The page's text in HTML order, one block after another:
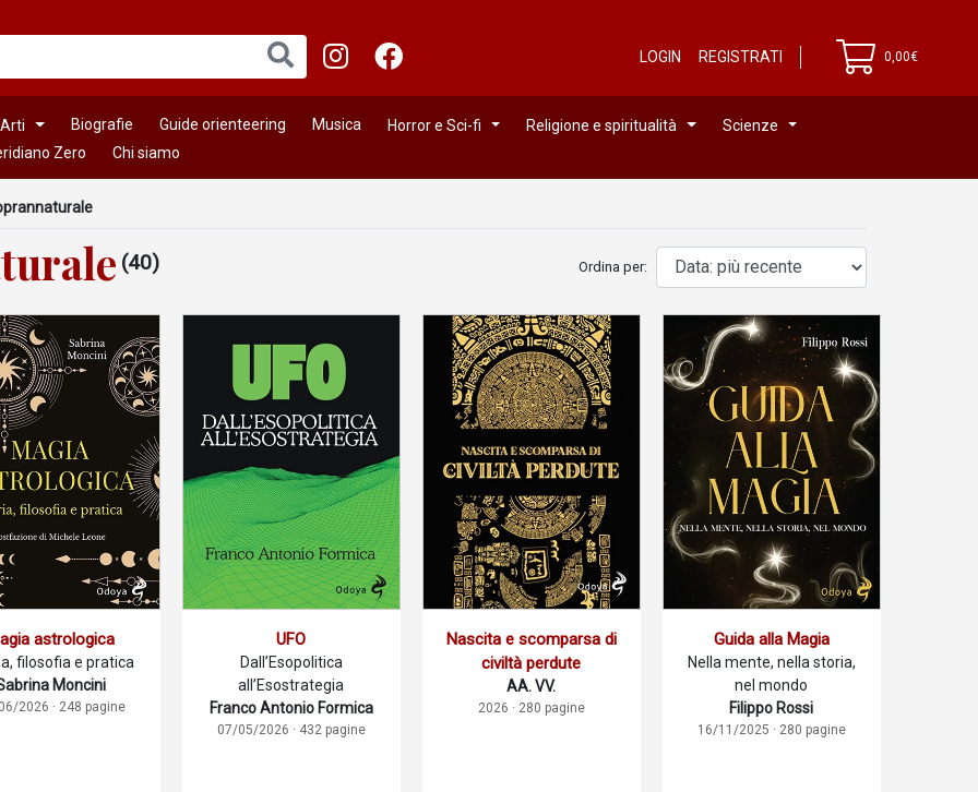
LOGIN REGISTRATI 0,00€
Arti Biografie Guide orienteering Musica Horror e Sci-fi Religione e spiritualità
Scienze
Zero
Chi siamo
(40) Ordina per:
astrologica
filosofia e pratica
Moncini
2026 · 248 pagine
UFO
Dall’Esopolitica
all’Esostrategia
Franco Antonio Formica
07/05/2026 · 432 pagine
Nascita e scomparsa di
civiltà perdute
AA. VV.
2026 · 280 pagine
Guida alla Magia
Nella mente, nella storia,
nel mondo
Filippo Rossi
16/11/2025 · 280 pagine